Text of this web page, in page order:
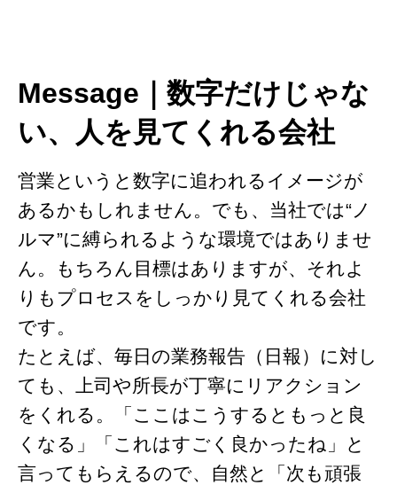
Message｜数字だけじゃな
い、人を見てくれる会社
営業というと数字に追われるイメージが
あるかもしれません。でも、当社では“ノ
ルマ”に縛られるような環境ではありませ
ん。もちろん目標はありますが、それよ
りもプロセスをしっかり見てくれる会社
です。
たとえば、毎日の業務報告（日報）に対し
ても、上司や所長が丁寧にリアクション
をくれる。「ここはこうするともっと良
くなる」「これはすごく良かったね」と
言ってもらえるので、自然と「次も頑張